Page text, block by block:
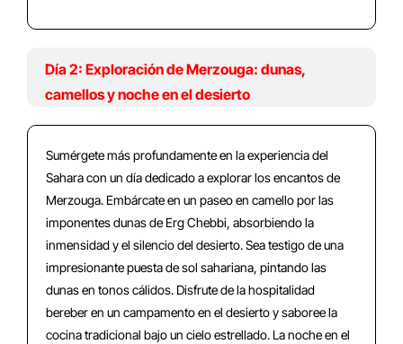
Día 2: Exploración de Merzouga: dunas,
camellos y noche en el desierto
Sumérgete más profundamente en la experiencia del
Sahara con un día dedicado a explorar los encantos de
Merzouga. Embárcate en un paseo en camello por las
imponentes dunas de Erg Chebbi, absorbiendo la
inmensidad y el silencio del desierto. Sea testigo de una
impresionante puesta de sol sahariana, pintando las
dunas en tonos cálidos. Disfrute de la hospitalidad
bereber en un campamento en el desierto y saboree la
cocina tradicional bajo un cielo estrellado. La noche en el